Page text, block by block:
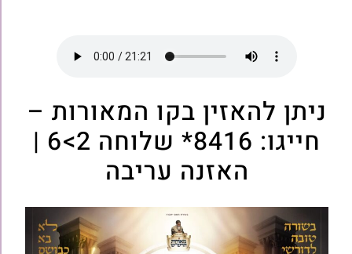
ניתן להאזין בקו המאורות –
חייגו: 8416* שלוחה 2>6 |
האזנה עריבה